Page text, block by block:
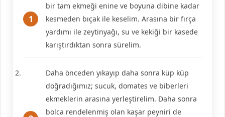
bir tam ekmeği enine ve boyuna dibine kadar
kesmeden bıçak ile keselim. Arasına bir fırça
yardımı ile zeytinyağı, su ve kekiği bir kasede
karıştırdıktan sonra sürelim.
Daha önceden yıkayıp daha sonra küp küp
doğradığımız; sucuk, domates ve biberleri
ekmeklerin arasına yerleştirelim. Daha sonra
bolca rendelenmiş olan kaşar peyniri de